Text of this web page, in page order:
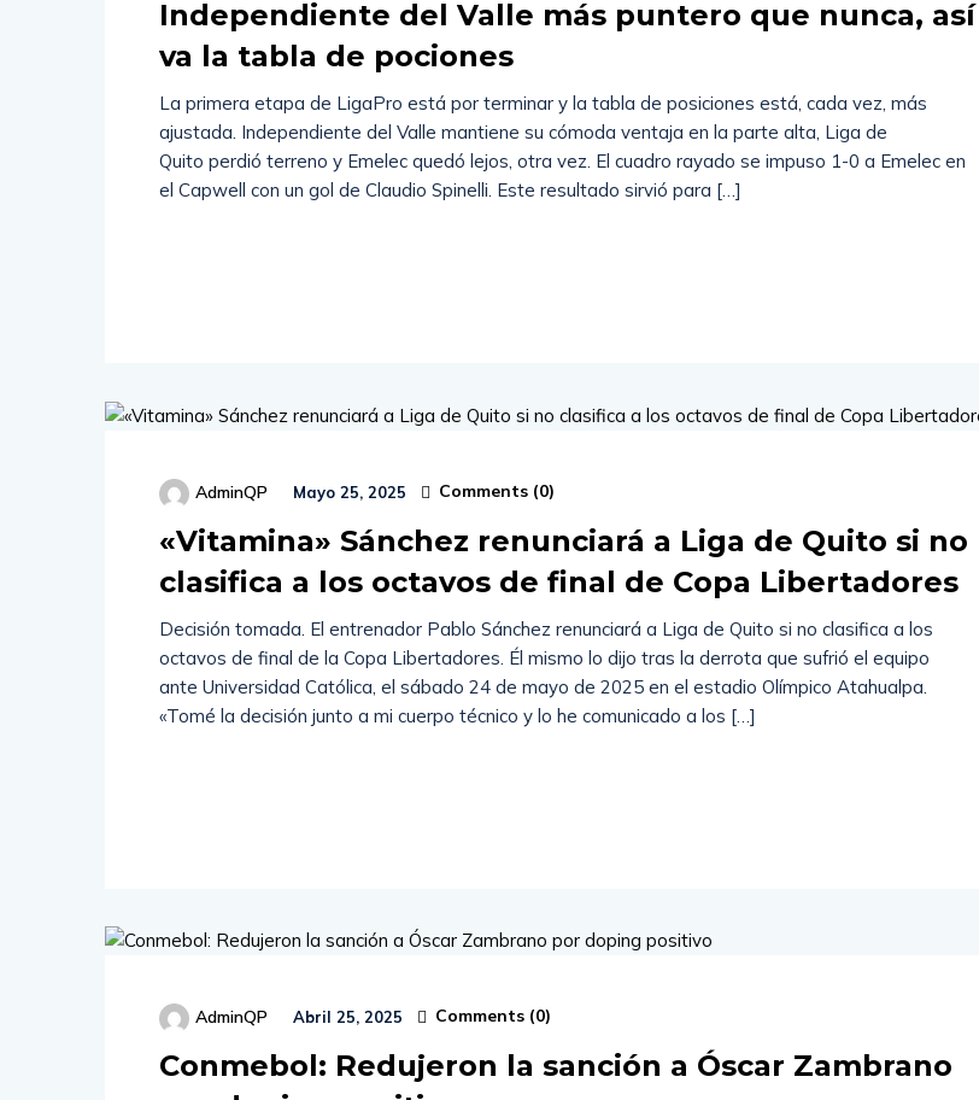
Independiente del Valle más puntero que nunca, así
va la tabla de pociones
La primera etapa de LigaPro está por terminar y la tabla de posiciones está, cada vez, más
ajustada. Independiente del Valle mantiene su cómoda ventaja en la parte alta, Liga de
Quito perdió terreno y Emelec quedó lejos, otra vez. El cuadro rayado se impuso 1-0 a Emelec en
el Capwell con un gol de Claudio Spinelli. Este resultado sirvió para […]
AdminQP Mayo 25, 2025 Comments (0)
«Vitamina» Sánchez renunciará a Liga de Quito si no
clasifica a los octavos de final de Copa Libertadores
Decisión tomada. El entrenador Pablo Sánchez renunciará a Liga de Quito si no clasifica a los
octavos de final de la Copa Libertadores. Él mismo lo dijo tras la derrota que sufrió el equipo
ante Universidad Católica, el sábado 24 de mayo de 2025 en el estadio Olímpico Atahualpa.
«Tomé la decisión junto a mi cuerpo técnico y lo he comunicado a los […]
AdminQP Abril 25, 2025 Comments (0)
Conmebol: Redujeron la sanción a Óscar Zambrano